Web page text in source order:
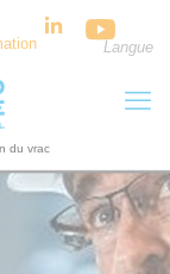
Langue